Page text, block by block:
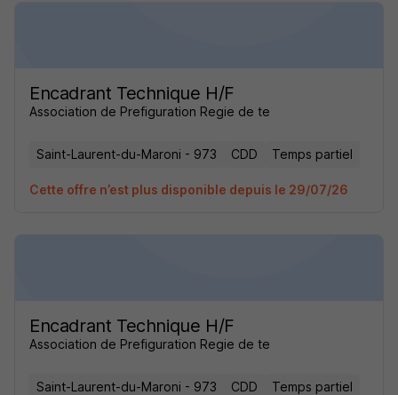
Encadrant Technique H/F
Association de Prefiguration Regie de te
Saint-Laurent-du-Maroni - 973 CDD Temps partiel
Cette offre n’est plus disponible depuis le 29/07/26
Encadrant Technique H/F
Association de Prefiguration Regie de te
Saint-Laurent-du-Maroni - 973 CDD Temps partiel